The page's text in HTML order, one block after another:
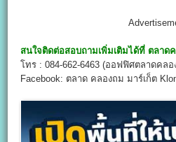
สนใจติดต่อสอบถามเพิ่มเติมได้ที่ ตลาด
โทร : 084-662-6463 (ออฟฟิศตลาดคลอ
Facebook: ตลาด คลองถม มาร์เก็ต